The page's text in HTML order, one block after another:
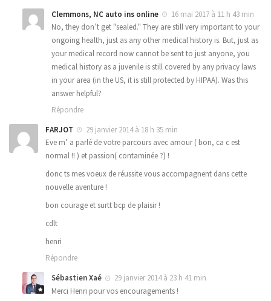
Clemmons, NC auto ins online
16 mai 2017 à 11 h 43 min
No, they don’t get "sealed." They are still very important to your
ongoing health, just as any other medical history is. But, just as
your medical record now cannot be sent to just anyone, you
medical history as a juvenile is still covered by any privacy laws
in your area (in the US, it is still protected by HIPAA). Was this
answer helpful?
Répondre
FARJOT
29 janvier 2014 à 18 h 35 min
Eve m’ a parlé de votre parcours avec amour ( bon, ca c est
normal !! ) et passion( contaminée ?) !
donc ts mes voeux de réussite vous accompagnent dans cette
nouvelle aventure !
bon courage et surtt bcp de plaisir !
cdlt
henri
Répondre
Sébastien Xaé
29 janvier 2014 à 23 h 41 min
Merci Henri pour vos encouragements !